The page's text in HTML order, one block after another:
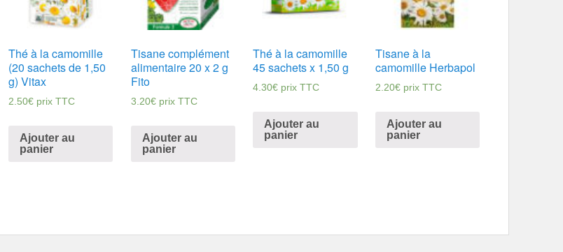
Thé à la camomille
(20 sachets de 1,50
g) Vitax
2.50€ prix TTC
Ajouter au
panier
Tisane complément
alimentaire 20 x 2 g
Fito
3.20€ prix TTC
Ajouter au
panier
Thé à la camomille
45 sachets x 1,50 g
4.30€ prix TTC
Ajouter au
panier
Tisane à la
camomille Herbapol
2.20€ prix TTC
Ajouter au
panier